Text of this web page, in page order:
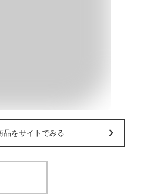
品をサイトでみる